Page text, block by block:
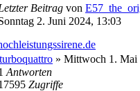
Beitrag von
2. Juni 2024, 13:03
turboquattro » Mittwoch 1. Mai
Antworten
Zugriffe